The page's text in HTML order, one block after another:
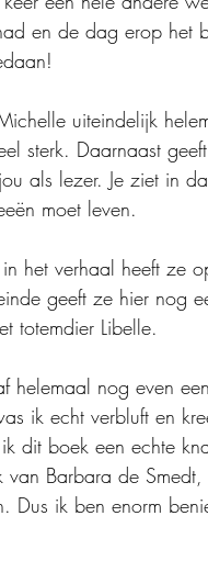
en de dag erop het
uiteindelijk
sterk. Daarnaast
als lezer. Je ziet in
moet leven.
het verhaal heeft ze
geeft ze hier nog
totemdier Libelle.
helemaal nog even
ik echt verbluft en
dit boek een echte
Dus ik ben enorm